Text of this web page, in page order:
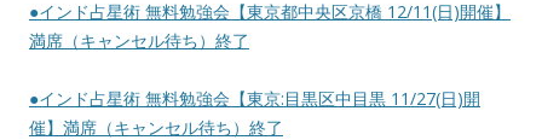
●インド占星術 無料勉強会【東京都中央区京橋 12/11(日)開催】
満席（キャンセル待ち）終了
●インド占星術 無料勉強会【東京:目黒区中目黒 11/27(日)開
催】満席（キャンセル待ち）終了